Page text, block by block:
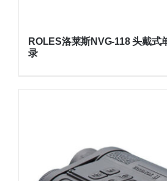
ROLES洛莱斯NVG-118 头戴式
录